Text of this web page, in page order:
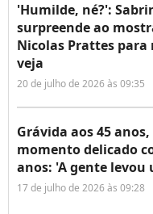
'Humilde, né?':
surpreende ao
Nicolas Prattes para
veja
20 de julho de 2026 às 09:35
Grávida aos 45
momento delicado
anos: 'A gente levou
17 de julho de 2026 às 09:28